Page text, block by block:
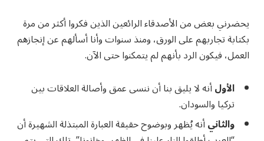
يحضرني بعض من الأصدقاء الرائعين الذين فكروا أكثر من مرة
بكتابة تجاربهم على الورق، ومنذ سنوات وأنا أسألهم عن إنجازهم
العمل، فيكون الرد بأنهم لم يتمكنوا حتى الآن.
الأولأنه لا يليق بنا أن ننسى عمق وأصالة العلاقات بين
تركيا والسودان.
والثانيأنه يُظهر وبوضوح حقيقة العبارة المبتذلة الشهيرة أن